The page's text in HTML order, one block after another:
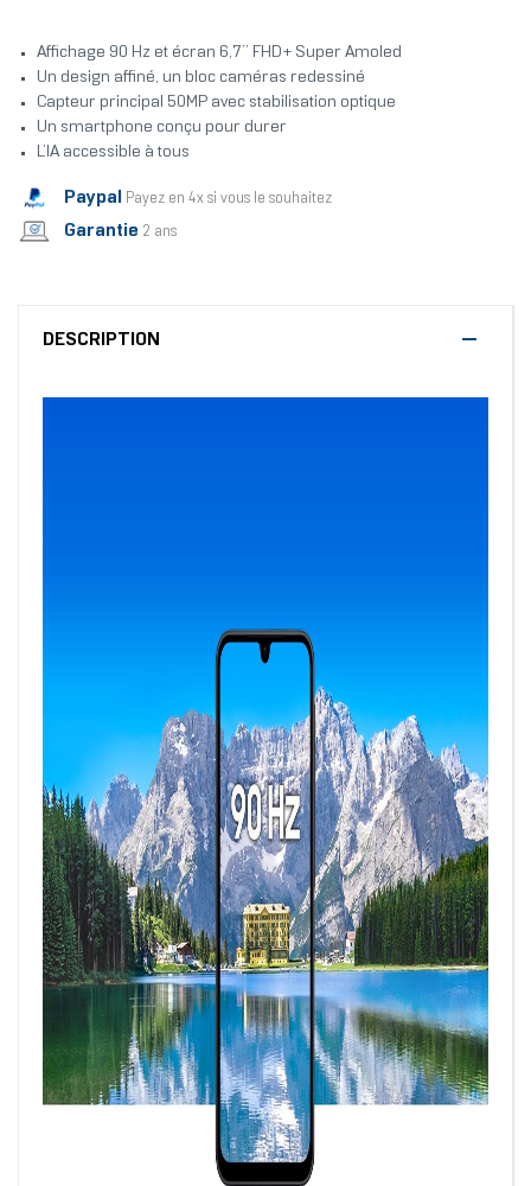
Affichage 90 Hz et écran 6,7’’ FHD+ Super Amoled
Un design affiné, un bloc caméras redessiné
Capteur principal 50MP avec stabilisation optique
Un smartphone conçu pour durer
L’IA accessible à tous
Paypal Payez en 4x si vous le souhaitez
Garantie 2 ans
DESCRIPTION